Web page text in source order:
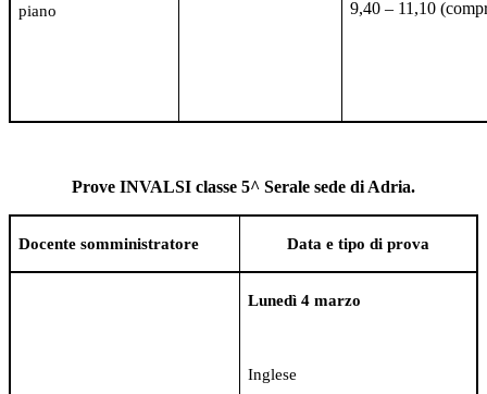
piano
9,40 – 11,10
Prove INVALSI classe 5^ Serale sede di Adria.
Docente somministratore Data e tipo di prova
Lunedì 4 marzo
Inglese